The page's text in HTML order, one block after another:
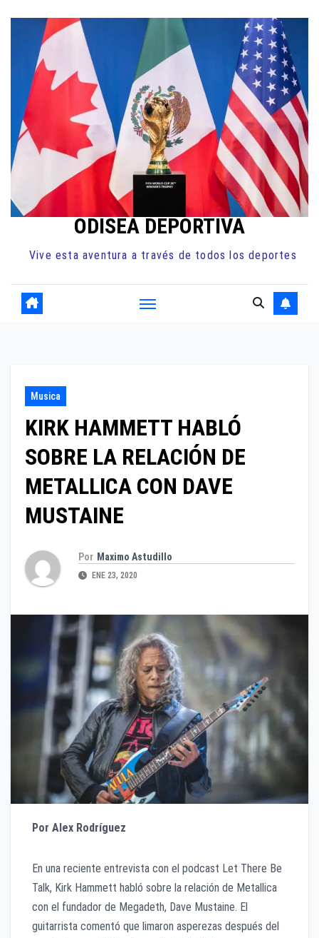
contenido
ODISEA DEPORTIVA
Vive esta aventura a través de todos los deportes
Musica
KIRK HAMMETT HABLÓ
SOBRE LA RELACIÓN DE
METALLICA CON DAVE
MUSTAINE
Por Maximo Astudillo
ENE 23, 2020
Por Alex Rodríguez
En una reciente entrevista con el podcast Let There Be
Talk, Kirk Hammett habló sobre la relación de Metallica
con el fundador de Megadeth, Dave Mustaine. El
guitarrista comentó que limaron asperezas después del